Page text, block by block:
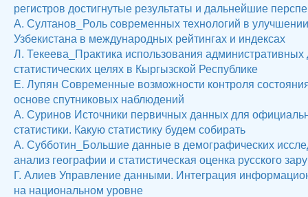
регистров достигнутые результаты и дальнейшие
А. Султанов_Роль современных технологий в
Узбекистана в международных рейтингах и индексах
Л. Текеева_Практика использования
статистических целях в Кыргызской Республике
Е. Лупян Современные возможности контроля
основе спутниковых наблюдений
А. Суринов Источники первичных данных для
статистики. Какую статистику будем собирать
А. Субботин_Большие данные в демографических
анализ географии и статистическая оценка русского
Г. Алиев Управление данными. Интеграция
на национальном уровне